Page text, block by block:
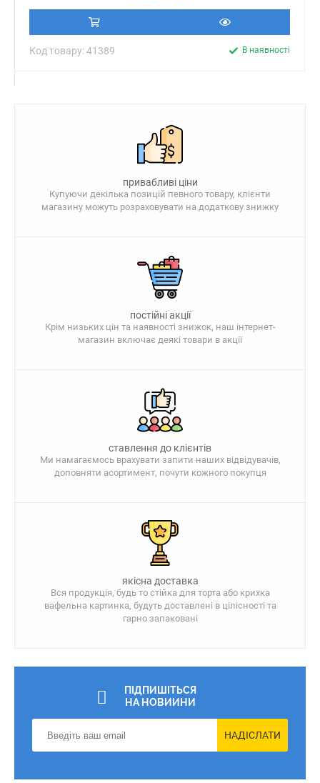
Код товару: 41389 В наявності
привабливі ціни
Купуючи декілька позицій певного товару, клієнти
магазину можуть розраховувати на додаткову знижку
постійні акції
Крім низьких цін та наявності знижок, наш інтернет-
магазин включає деякі товари в акції
ставлення до клієнтів
Ми намагаємось врахувати запити наших відвідувачів,
доповняти асортимент, почути кожного покупця
якісна доставка
Вся продукція, будь то стійка для торта або крихка
вафельна картинка, будуть доставлені в цілісності та
гарно запаковані
ПІДПИШІТЬСЯ
НА НОВИИНИ
НАДІСЛАТИ